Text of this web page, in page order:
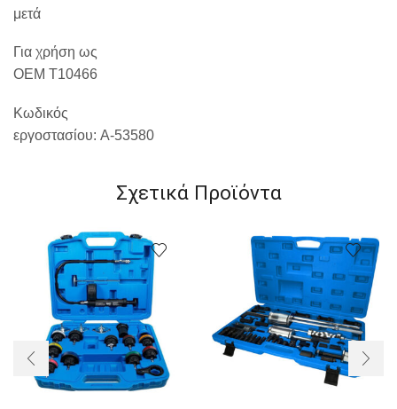
μετά
Για χρήση ως
OEM T10466
Κωδικός
εργοστασίου: A-53580
Σχετικά Προϊόντα